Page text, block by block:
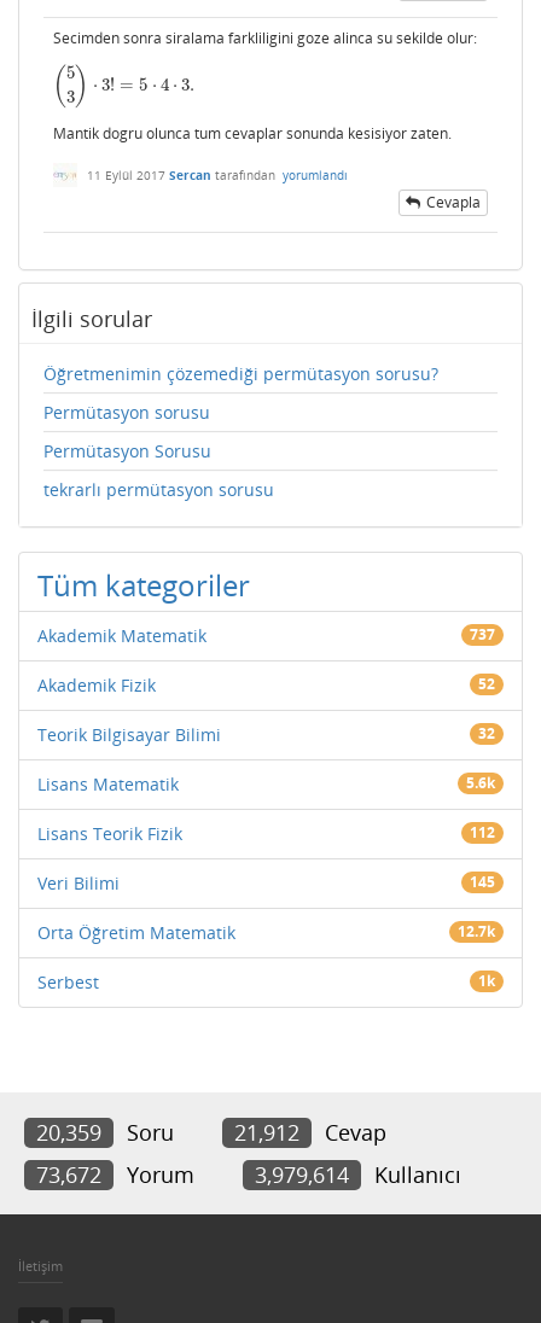
Secimden sonra siralama farkliligini goze alinca su sekilde olur:
(5
3) ⋅ 3! = 5 ⋅ 4 ⋅ 3.
(5 3 )⋅3 !=5 ⋅4 ⋅ 3.
Mantik dogru olunca tum cevaplar sonunda kesisiyor zaten.
11 Eylül 2017 Sercan tarafından yorumlandı
Cevapla
İlgili sorular
Öğretmenimin çözemediği permütasyon sorusu?
Permütasyon sorusu
Permütasyon Sorusu
tekrarlı permütasyon sorusu
Tüm kategoriler
Akademik Matematik 737
Akademik Fizik 52
Teorik Bilgisayar Bilimi 32
Lisans Matematik 5.6k
Lisans Teorik Fizik 112
Veri Bilimi 145
Orta Öğretim Matematik 12.7k
Serbest 1k
20,359 Soru 21,912
Cevap
73,672
Yorum 3,979,614 Kullanıcı
İletişim